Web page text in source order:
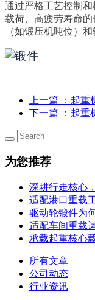
通过严格工艺控制
载荷、高疲劳寿命
（如锻压机吨位）
上一篇
：起
下一篇
：起
为您推荐
深耕行走核心
适配港口重载
驱动轮锻件为
适配车间重载
承载起重核心
所有文章
公司动态
行业资讯